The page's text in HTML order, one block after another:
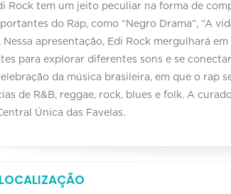
Rock tem um jeito peculiar na forma de
do Rap, como “Negro Drama”, “A
Nessa apresentação, Edi Rock mergulhará
para explorar diferentes sons e se
da música brasileira, em que o rap
de R&B, reggae, rock, blues e folk. A
Única das Favelas.
LOCALIZAÇÃO